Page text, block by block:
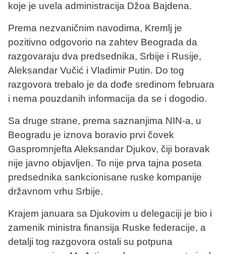
koje je uvela administracija Džoa Bajdena.
Prema nezvaničnim navodima, Kremlj je
pozitivno odgovorio na zahtev Beograda da
razgovaraju dva predsednika, Srbije i Rusije,
Aleksandar Vučić i Vladimir Putin. Do tog
razgovora trebalo je da dođe sredinom februara
i nema pouzdanih informacija da se i dogodio.
Sa druge strane, prema saznanjima NIN-a, u
Beogradu je iznova boravio prvi čovek
Gaspromnjefta Aleksandar Djukov, čiji boravak
nije javno objavljen. To nije prva tajna poseta
predsednika sankcionisane ruske kompanije
državnom vrhu Srbije.
Krajem januara sa Djukovim u delegaciji je bio i
zamenik ministra finansija Ruske federacije, a
detalji tog razgovora ostali su potpuna